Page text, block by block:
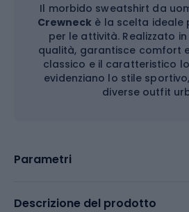
Il morbido sweatshirt da
Crewneck è la scelta ideale
per le attività. Realizzato
qualità, garantisce comfort
classico e il caratteristico
evidenziano lo stile
diverse outfit
Parametri
Descrizione del prodotto